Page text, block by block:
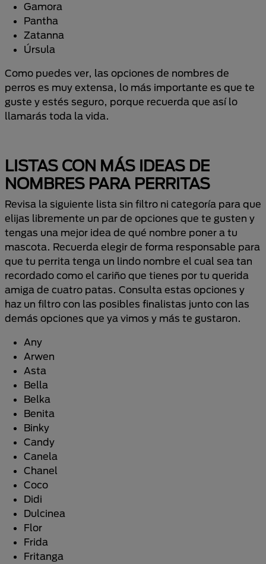
Gamora
Pantha
Zatanna
Úrsula
Como puedes ver, las opciones de nombres de
perros es muy extensa, lo más importante es que te
guste y estés seguro, porque recuerda que así lo
llamarás toda la vida.
LISTAS CON MÁS IDEAS DE
NOMBRES PARA PERRITAS
Revisa la siguiente lista sin filtro ni categoría para que
elijas libremente un par de opciones que te gusten y
tengas una mejor idea de qué nombre poner a tu
mascota. Recuerda elegir de forma responsable para
que tu perrita tenga un lindo nombre el cual sea tan
recordado como el cariño que tienes por tu querida
amiga de cuatro patas. Consulta estas opciones y
haz un filtro con las posibles finalistas junto con las
demás opciones que ya vimos y más te gustaron.
Any
Arwen
Asta
Bella
Belka
Benita
Binky
Candy
Canela
Chanel
Coco
Didi
Dulcinea
Flor
Frida
Fritanga